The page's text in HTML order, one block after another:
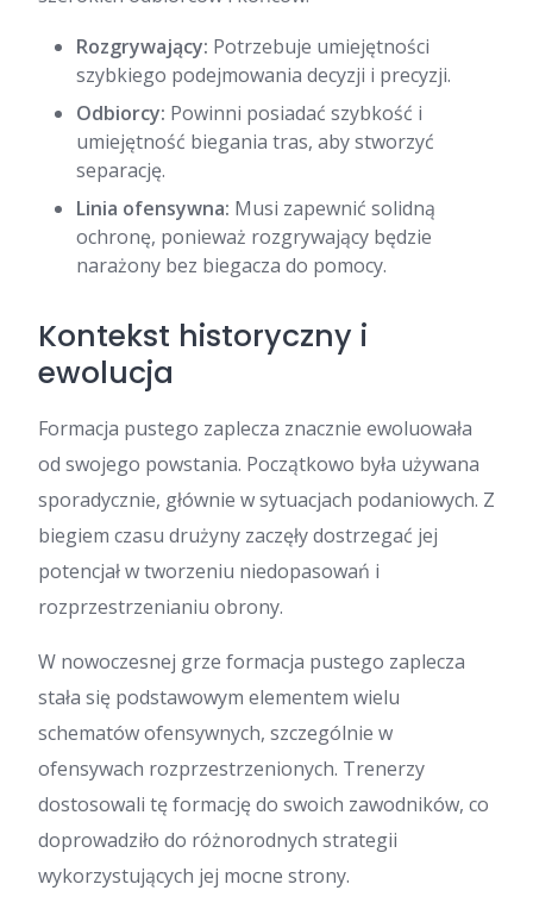
Rozgrywający: Potrzebuje umiejętności
szybkiego podejmowania decyzji i precyzji.
Odbiorcy: Powinni posiadać szybkość i
umiejętność biegania tras, aby stworzyć
separację.
Linia ofensywna: Musi zapewnić solidną
ochronę, ponieważ rozgrywający będzie
narażony bez biegacza do pomocy.
Kontekst historyczny i
ewolucja
Formacja pustego zaplecza znacznie ewoluowała
od swojego powstania. Początkowo była używana
sporadycznie, głównie w sytuacjach podaniowych. Z
biegiem czasu drużyny zaczęły dostrzegać jej
potencjał w tworzeniu niedopasowań i
rozprzestrzenianiu obrony.
W nowoczesnej grze formacja pustego zaplecza
stała się podstawowym elementem wielu
schematów ofensywnych, szczególnie w
ofensywach rozprzestrzenionych. Trenerzy
dostosowali tę formację do swoich zawodników, co
doprowadziło do różnorodnych strategii
wykorzystujących jej mocne strony.